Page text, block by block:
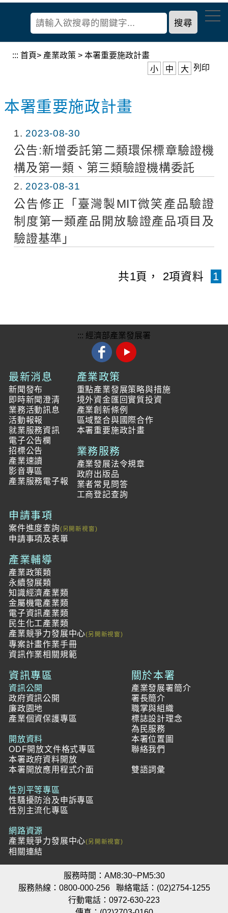
內
::: 首頁> 產業政策 > 本署重要施政計畫
小
中 大 列印
本署重要施政計畫
1 2023-08-30
公告:新增委託第二類環保標章驗證機
構及第一類、第三類驗證機構委託
2 2023-08-31
公告修正「臺灣製MIT微笑產品驗證
制度第一類產品開放驗證產品項目及
驗證基準」
共1頁， 2項資料 1
::: 經濟部產業發展署
最新消息
新聞發布
即時新聞澄清
業務活動訊息
活動報報
就業服務資訊
電子公告欄
招標公告
產業速讀
影音專區
產業服務電子報
產業政策
重點產業發展策略與措施
境外資金匯回實質投資
產業創新條例
區域整合與國際合作
本署重要施政計畫
業務服務
產業發展法令規章
政府出版品
業者常見問答
工商登記查詢
申請事項
案件進度查詢
申請事項及表單
產業輔導
產業政策類
永續發展類
知識經濟產業類
金屬機電產業類
電子資訊產業類
民生化工產業類
產業競爭力發展中心
專案計畫作業手冊
資訊作業相關規範
資訊專區
資訊公開
政府資訊公開
廉政園地
產業個資保護專區
開放資料
ODF開放文件格式專區
本署政府資料開放
本署開放應用程式介面
性別平等專區
性騷擾防治及申訴專區
性別主流化專區
網路資源
產業競爭力發展中心
相關連結
關於本署
產業發展署簡介
署長簡介
職掌與組織
標誌設計理念
為民服務
本署位置圖
聯絡我們
雙語詞彙
服務時間：AM8:30~PM5:30
服務熱線：0800-000-256
聯絡電話：(02)2754-1255
行動電話：0972-630-223